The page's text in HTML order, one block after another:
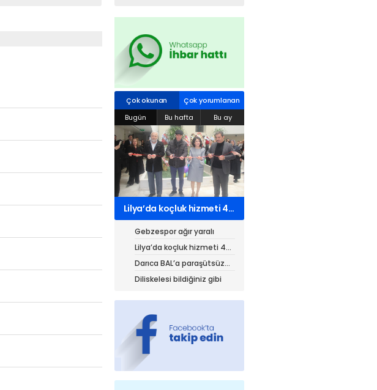
Çok okunan
Çok yorumlanan
Bugün
Bu hafta Bu ay
Lilya’da koçluk hizmeti 4
kurumdan 7 belgeli
Gebzespor ağır yaralı
Lilya’da koçluk hizmeti 4
kurumdan 7 belgeli
Darıca BAL’a paraşütsüz
iniyor!
Diliskelesi bildiğiniz gibi
Web TV
Caddesi, Beşiroğlu Altın Han Kat: 1
(BİLKAR)Gebze - KOCAELİ
aktanuslu@gmail.com